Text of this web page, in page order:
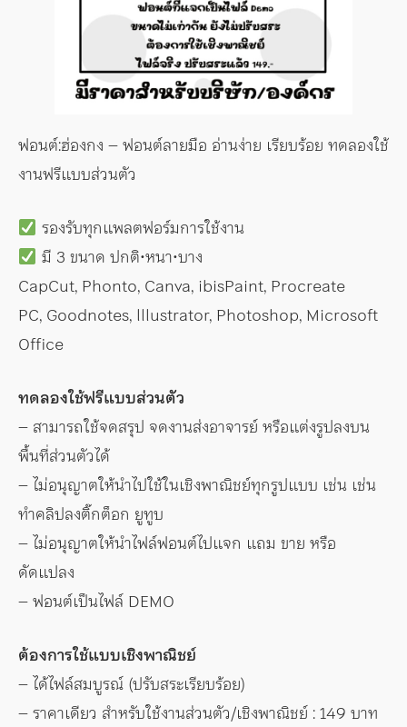
ฟอนต์:ฮ่องกง – ฟอนต์ลายมือ อ่านง่าย เรียบร้อย ทดลองใช้
งานฟรีแบบส่วนตัว
รองรับทุกแพลตฟอร์มการใช้งาน
มี 3 ขนาด ปกติ•หนา•บาง
CapCut, Phonto, Canva, ibisPaint, Procreate
PC, Goodnotes, lllustrator, Photoshop, Microsoft
Office
ทดลองใช้ฟรีแบบส่วนตัว
– สามารถใช้จดสรุป จดงานส่งอาจารย์ หรือแต่งรูปลงบน
พื้นที่ส่วนตัวได้
– ไม่อนุญาตให้นำไปใช้ในเชิงพาณิชย์ทุกรูปแบบ เช่น เช่น
ทำคลิปลงติ๊กต็อก ยูทูบ
– ไม่อนุญาตให้นำไฟล์ฟอนต์ไปแจก แถม ขาย หรือ
ดัดแปลง
– ฟอนต์เป็นไฟล์ DEMO
ต้องการใช้แบบเชิงพาณิชย์
– ได้ไฟล์สมบูรณ์ (ปรับสระเรียบร้อย)
– ราคาเดียว สำหรับใช้งานส่วนตัว/เชิงพาณิชย์ : 149 บาท